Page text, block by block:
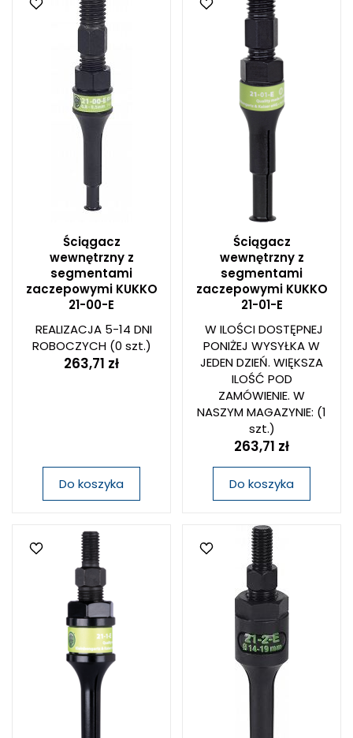
Ściągacz
wewnętrzny z
segmentami
zaczepowymi KUKKO
21-00-E
REALIZACJA 5-14 DNI
ROBOCZYCH(0 szt.)
263,71 zł
Do koszyka
Ściągacz
wewnętrzny z
segmentami
zaczepowymi KUKKO
21-01-E
W ILOŚCI DOSTĘPNEJ
PONIŻEJ WYSYŁKA W
JEDEN DZIEŃ. WIĘKSZA
ILOŚĆ POD
ZAMÓWIENIE. W
NASZYM MAGAZYNIE: (1
szt.)
263,71 zł
Do koszyka